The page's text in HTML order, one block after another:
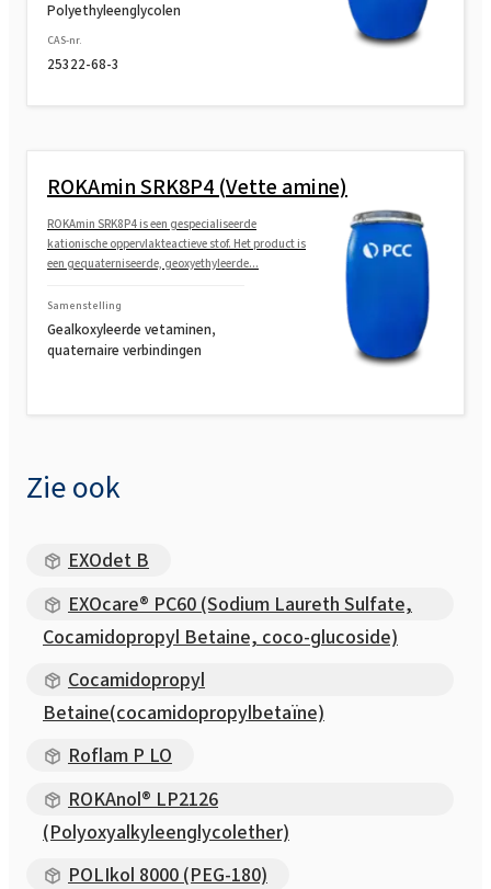
Polyethyleenglycolen
CAS-nr.
25322-68-3
ROKAmin SRK8P4 (Vette amine)
ROKAmin SRK8P4 is een gespecialiseerde
kationische oppervlakteactieve stof. Het product is
een gequaterniseerde, geoxyethyleerde...
Samenstelling
Gealkoxyleerde vetaminen,
quaternaire verbindingen
Zie ook
EXOdet B
EXOcare® PC60 (Sodium Laureth Sulfate,
Cocamidopropyl Betaine, coco-glucoside)
Cocamidopropyl
Betaine(cocamidopropylbetaïne)
Roflam P LO
ROKAnol® LP2126
(Polyoxyalkyleenglycolether)
POLIkol 8000 (PEG-180)